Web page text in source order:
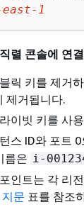
east-1
렬 콘솔에 연결
릭 키를 제거
제거됩니다.
이빗 키를 사
스 ID와 포트
름은 i-
인트는 각 리
문 표를 참조